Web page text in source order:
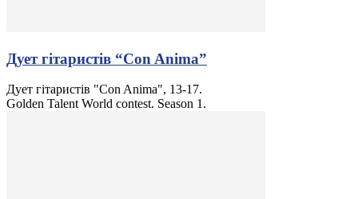
Дует гітаристів “Сon Anima”
Дует гітаристів "Сon Anima", 13-17.
Golden Talent World contest. Season 1.